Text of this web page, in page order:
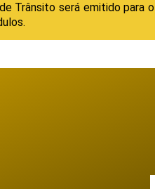
Trânsito será emitido para o